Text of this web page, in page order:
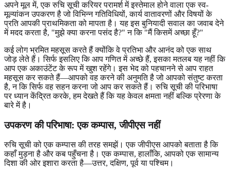
अपने मूल में, एक रुचि सूची करियर परामर्श में इस्तेमाल होने वाला एक स्व-
मूल्यांकन उपकरण है जो विभिन्न गतिविधियों, कार्य वातावरणों और विषयों के
प्रति आपकी प्राथमिकता को मापता है। यह इस बुनियादी सवाल का जवाब देने
में मदद करता है, "मुझे क्या करना पसंद है?" न कि "मैं किसमें अच्छा हूँ?"
कई लोग भ्रमित महसूस करते हैं क्योंकि वे प्रतिभा और आनंद को एक साथ
जोड़ लेते हैं। सिर्फ इसलिए कि आप गणित में अच्छे हैं, इसका मतलब यह नहीं कि
आप एक अकाउंटेंट के रूप में खुश रहेंगे। इस भेद को पहचानने से आप राहत
महसूस कर सकते हैं—आपको वह करने की अनुमति है जो आपको संतुष्ट करता
है, न कि सिर्फ वह सहन करना जो आप कर सकते हैं। रुचि सूची की परिभाषा
पर ध्यान केंद्रित करके, हम देखते हैं कि यह केवल क्षमता नहीं बल्कि प्रेरणा के
बारे में है।
उपकरण की परिभाषा: एक कम्पास, जीपीएस नहीं
रुचि सूची को एक कम्पास की तरह समझें। एक जीपीएस आपको बताता है कि
कहाँ मुड़ना है और कब पहुँचना है। एक कम्पास, हालाँकि, आपको एक सामान्य
दिशा की ओर इशारा करता है—उत्तर, दक्षिण, पूर्व या पश्चिम।